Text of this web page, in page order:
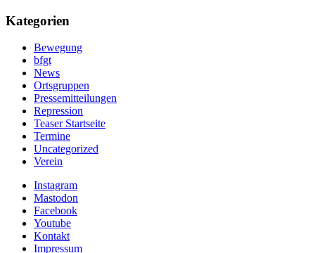
Kategorien
Bewegung
bfgt
News
Ortsgruppen
Pressemitteilungen
Repression
Teaser Startseite
Termine
Uncategorized
Verein
Instagram
Mastodon
Facebook
Youtube
Kontakt
Impressum